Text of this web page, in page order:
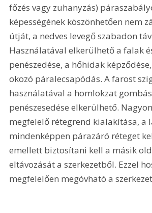
főzés vagy zuhanyzás)
képességének köszönhetően nem
útját, a nedves levegő szabadon
Használatával elkerülhető a falak
penészedése, a hőhidak
okozó páralecsapódás. A farost
használatával a homlokzat
penészesedése elkerülhető.
megfelelő rétegrend kialakítása, a
mindenképpen párazáró réteget
emellett biztosítani kell a másik
eltávozását a szerkezetből. Ezzel
megfelelően megóvható a